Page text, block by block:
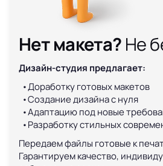
Нет макета? Не
Дизайн-студия предлагает:
Доработку готовых макетов
Создание дизайна с нуля
Адаптацию под новые
Разработку стильных
Передаем файлы готовые к
Гарантируем качество,